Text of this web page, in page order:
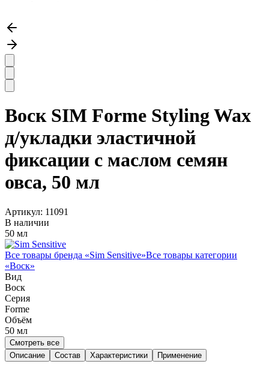
Воск SIM Forme Styling Wax
д/укладки эластичной
фиксации с маслом семян
овса, 50 мл
Артикул: 11091
В наличии
50 мл
Все товары бренда «Sim Sensitive»Все товары категории
«Воск»
Вид
Воск
Серия
Forme
Объём
50 мл
Смотреть все
Описание
Состав Характеристики Применение